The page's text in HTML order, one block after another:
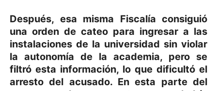
Después, esa misma Fiscalía consiguió
una orden de cateo para ingresar a las
instalaciones de la universidad sin violar
la autonomía de la academia, pero se
filtró esta información, lo que dificultó el
arresto del acusado. En esta parte del